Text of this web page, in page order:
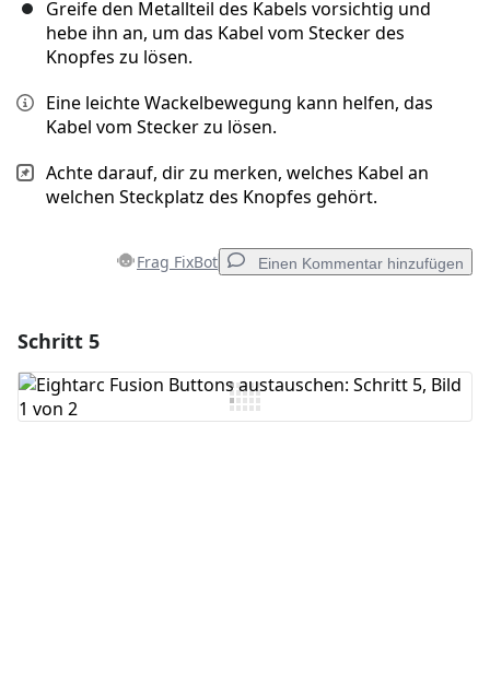
Greife den Metallteil des Kabels vorsichtig und
hebe ihn an, um das Kabel vom Stecker des
Knopfes zu lösen.
Eine leichte Wackelbewegung kann helfen, das
Kabel vom Stecker zu lösen.
Achte darauf, dir zu merken, welches Kabel an
welchen Steckplatz des Knopfes gehört.
Frag FixBot Einen Kommentar hinzufügen
Kommentar hinzufügen
Schritt 5